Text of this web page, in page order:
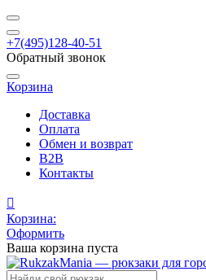
+7(495)128-40-51
Обратный звонок
Корзина
Доставка
Оплата
Обмен и возврат
B2B
Контакты
Корзина:
Оформить
Ваша корзина пуста